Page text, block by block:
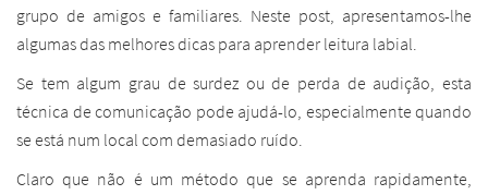
grupo de amigos e familiares. Neste post, apresentamos-lhe
algumas das melhores dicas para aprender leitura labial.
Se tem algum grau de surdez ou de perda de audição, esta
técnica de comunicação pode ajudá-lo, especialmente quando
se está num local com demasiado ruído.
Claro que não é um método que se aprenda rapidamente,